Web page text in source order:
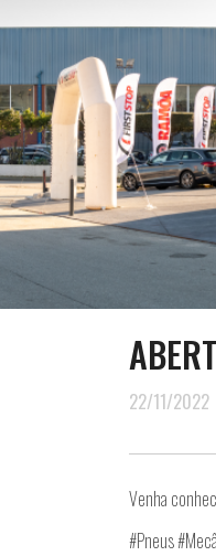
22/11/2022
Venha
#Pneus